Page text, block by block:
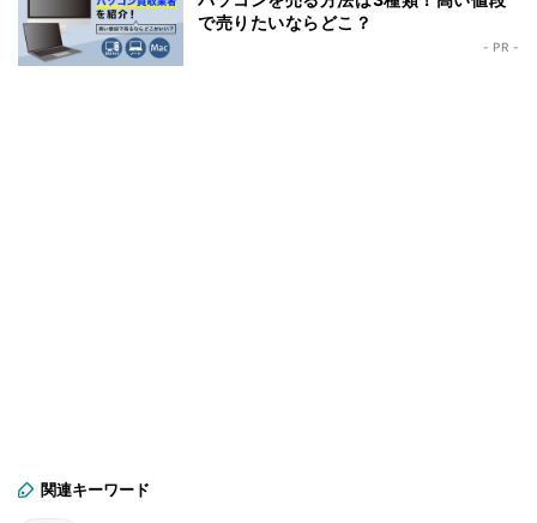
で売りたいならどこ？
- PR -
関連キーワード